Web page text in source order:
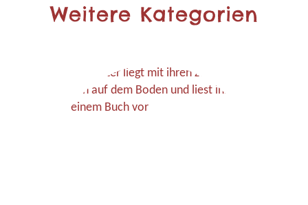
Weitere Kategorien